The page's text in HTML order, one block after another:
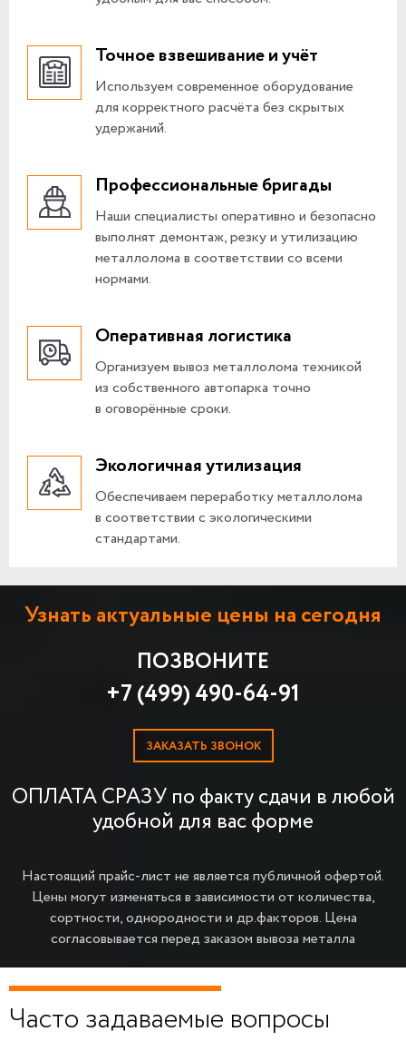
Точное взвешивание и учёт
Используем современное оборудование
для корректного расчёта без скрытых
удержаний.
Профессиональные бригады
Наши специалисты оперативно и безопасно
выполнят демонтаж, резку и утилизацию
металлолома в соответствии со всеми
нормами.
Оперативная логистика
Организуем вывоз металлолома техникой
из собственного автопарка точно
в оговорённые сроки.
Экологичная утилизация
Обеспечиваем переработку металлолома
в соответствии с экологическими
стандартами.
Узнать актуальные цены на сегодня
ПОЗВОНИТЕ
+7 (499) 490-64-91
ЗАКАЗАТЬ ЗВОНОК
ОПЛАТА СРАЗУ по факту сдачи в любой
удобной для вас форме
Настоящий прайс-лист не является публичной офертой.
Цены могут изменяться в зависимости от количества,
сортности, однородности и др.факторов. Цена
согласовывается перед заказом вывоза металла
Часто задаваемые вопросы